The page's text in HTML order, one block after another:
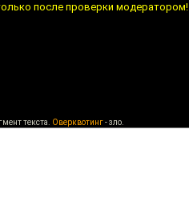
после проверки модератором!
текста. Оверквотинг- зло.